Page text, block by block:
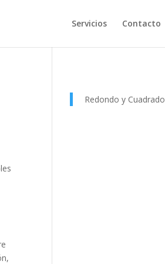
Servicios Contacto
Redondo y Cuadrado